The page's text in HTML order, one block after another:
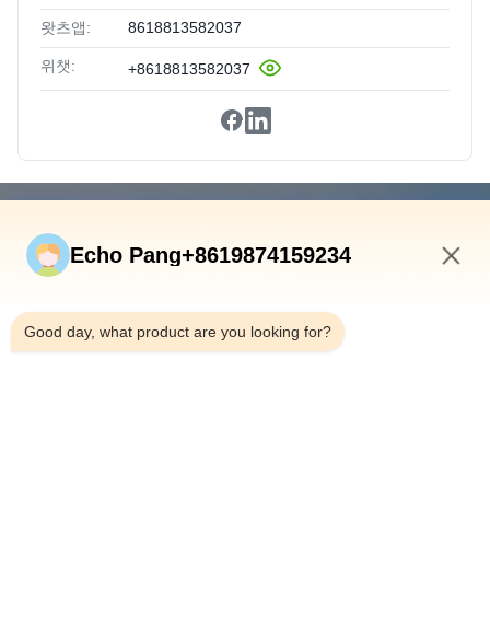
왓츠앱: 8618813582037
위챗: +8618813582037
집
우리 에 관한 것
공장 투어
Echo Pang+8619874159234
Good day, what product are you looking for?